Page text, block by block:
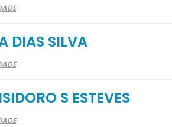
DIAS SILVA
S ESTEVES